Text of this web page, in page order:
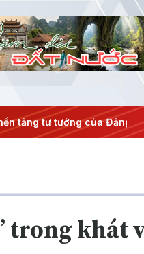
của Đảng #Hội nghị
trong khát